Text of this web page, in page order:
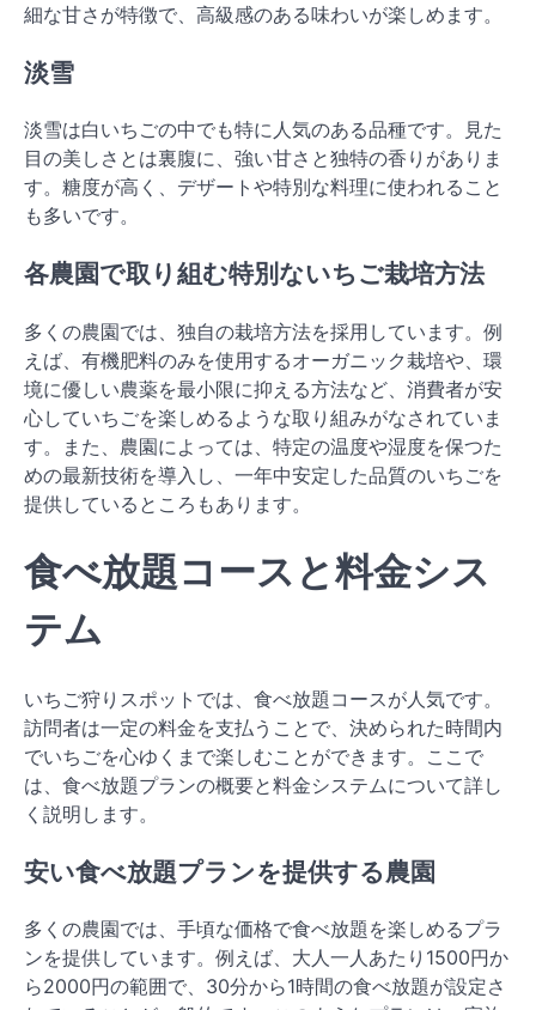
細な甘さが特徴で、高級感のある味わいが楽しめます。
淡雪
淡雪は白いちごの中でも特に人気のある品種です。見た
目の美しさとは裏腹に、強い甘さと独特の香りがありま
す。糖度が高く、デザートや特別な料理に使われること
も多いです。
各農園で取り組む特別ないちご栽培方法
多くの農園では、独自の栽培方法を採用しています。例
えば、有機肥料のみを使用するオーガニック栽培や、環
境に優しい農薬を最小限に抑える方法など、消費者が安
心していちごを楽しめるような取り組みがなされていま
す。また、農園によっては、特定の温度や湿度を保つた
めの最新技術を導入し、一年中安定した品質のいちごを
提供しているところもあります。
食べ放題コースと料金シス
テム
いちご狩りスポットでは、食べ放題コースが人気です。
訪問者は一定の料金を支払うことで、決められた時間内
でいちごを心ゆくまで楽しむことができます。ここで
は、食べ放題プランの概要と料金システムについて詳し
く説明します。
安い食べ放題プランを提供する農園
多くの農園では、手頃な価格で食べ放題を楽しめるプラ
ンを提供しています。例えば、大人一人あたり1500円か
ら2000円の範囲で、30分から1時間の食べ放題が設定さ